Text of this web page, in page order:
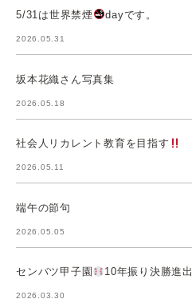
5/31は世界禁煙 dayです。
2026.05.31
坂本花織さん写真集
2026.05.18
社会人リカレント教育を目指す
2026.05.11
端午の節句
2026.05.05
センバツ甲子園 10年振り決勝進出
2026.03.30